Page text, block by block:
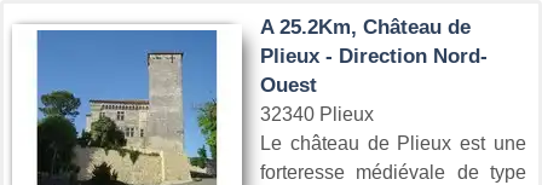
A 25.2Km, Château de
Plieux - Direction Nord-
Ouest
32340 Plieux
Le château de Plieux est une
forteresse médiévale de type